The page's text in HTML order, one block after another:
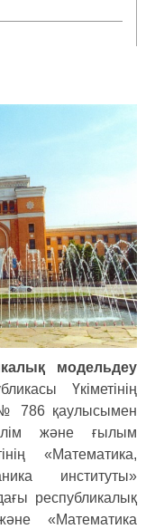
модельдеу
Үкіметінің
786 қаулысымен
және ғылым
«Математика,
институты»
республикалық
«Математика